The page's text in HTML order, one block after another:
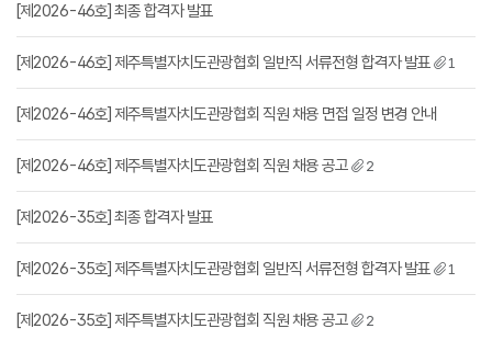
[제2026-46호] 최종 합격자 발표
[제2026-46호] 제주특별자치도관광협회 일반직 서류전형 합격자 발표 1
[제2026-46호] 제주특별자치도관광협회 직원 채용 면접 일정 변경 안내
[제2026-46호] 제주특별자치도관광협회 직원 채용 공고 2
[제2026-35호] 최종 합격자 발표
[제2026-35호] 제주특별자치도관광협회 일반직 서류전형 합격자 발표 1
[제2026-35호] 제주특별자치도관광협회 직원 채용 공고 2